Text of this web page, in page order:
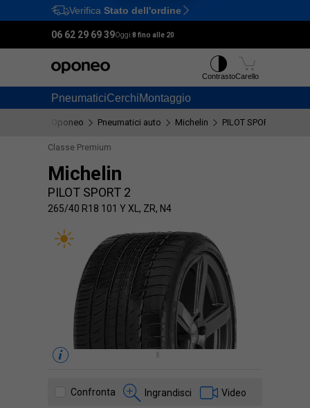
Ctrl M
Verifica Stato dell'ordine
06 62 29 69 39Oggi:8 fino alle 20
PneumaticiCerchiMontaggio
ContrastoCarello
Oponeo Pneumatici auto Michelin PILOT SPORT 2
Classe Premium
Michelin
PILOT SPORT 2
265/40 R18 101 Y XL, ZR, N4
Confronta Ingrandisci Video